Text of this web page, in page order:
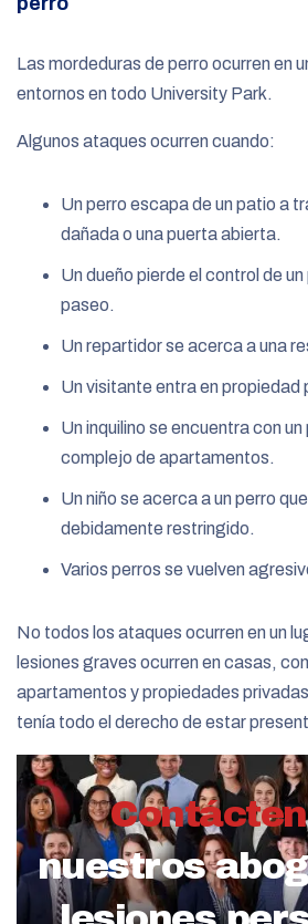
Las mordeduras de perro ocurren en
entornos en todo University Park.
Algunos ataques ocurren cuando:
Un perro escapa de un patio a
dañada o una puerta abierta.
Un dueño pierde el control de
paseo.
Un repartidor se acerca a una
Un visitante entra en propiedad
Un inquilino se encuentra con
complejo de apartamentos.
Un niño se acerca a un perro
debidamente restringido.
Varios perros se vuelven
No todos los ataques ocurren en un
lesiones graves ocurren en casas,
apartamentos y propiedades
tenía todo el derecho de estar
nuestros